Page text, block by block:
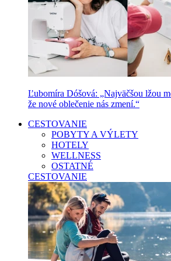
Ľubomíra Dóšová: „Najväčšou lžou
že nové oblečenie nás zmení.“
CESTOVANIE
POBYTY A VÝLETY
HOTELY
WELLNESS
OSTATNÉ
CESTOVANIE